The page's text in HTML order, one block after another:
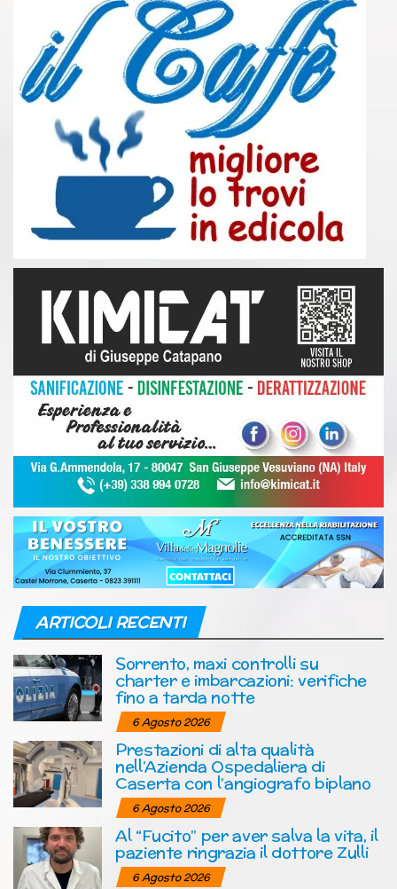
ARTICOLI RECENTI
Sorrento, maxi controlli su
charter e imbarcazioni: verifiche
fino a tarda notte
6 Agosto 2026
Prestazioni di alta qualità
nell’Azienda Ospedaliera di
Caserta con l’angiografo biplano
6 Agosto 2026
Al “Fucito” per aver salva la vita, il
paziente ringrazia il dottore Zulli
6 Agosto 2026